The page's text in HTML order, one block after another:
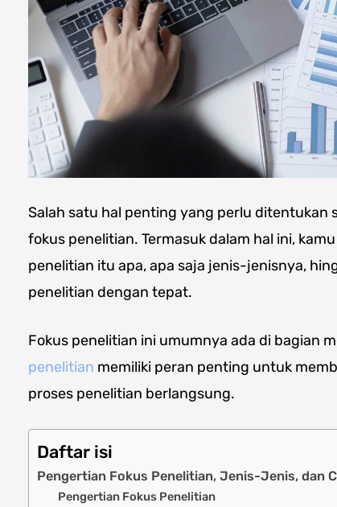
Salah satu hal penting yang perlu ditentukan
fokus penelitian. Termasuk dalam hal ini,
penelitian itu apa, apa saja jenis-jenisnya,
penelitian dengan tepat.
Fokus penelitian ini umumnya ada di bagian
penelitian memiliki peran penting untuk
proses penelitian berlangsung.
Daftar isi
Pengertian Fokus Penelitian, Jenis-Jenis, dan
Pengertian Fokus Penelitian